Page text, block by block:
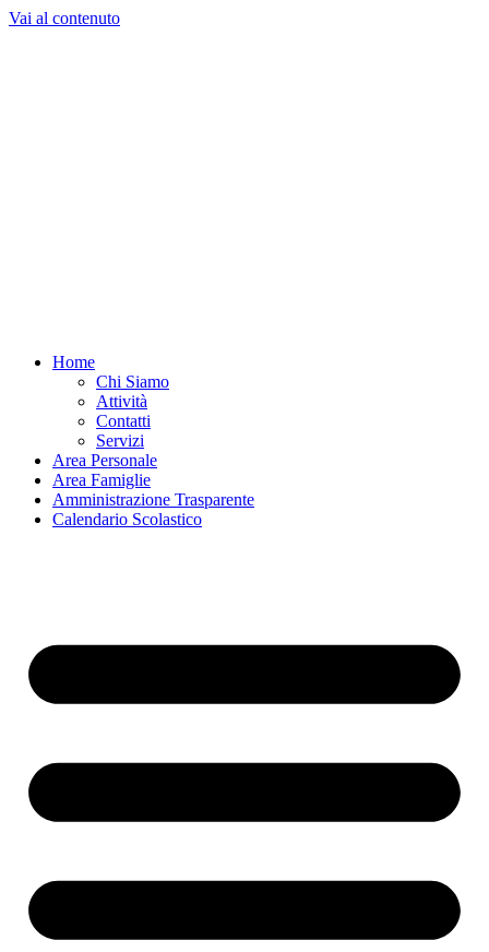
Vai al contenuto
Home
Chi Siamo
Attività
Contatti
Servizi
Area Personale
Area Famiglie
Amministrazione Trasparente
Calendario Scolastico